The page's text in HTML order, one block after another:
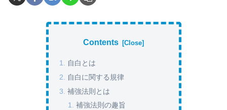
Contents
自白とは
自白に関する規律
補強法則とは
補強法則の趣旨